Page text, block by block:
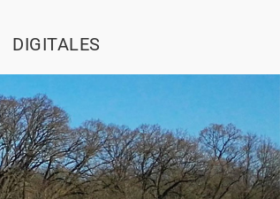
DIGITALES